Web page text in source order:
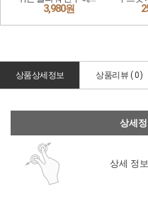
상품상세정보 상품리뷰 ( 0)
상세정
상세 정